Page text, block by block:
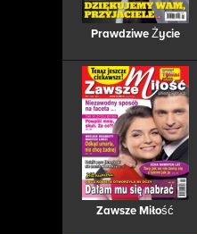
Prawdziwe Życie
Zawsze Miłość